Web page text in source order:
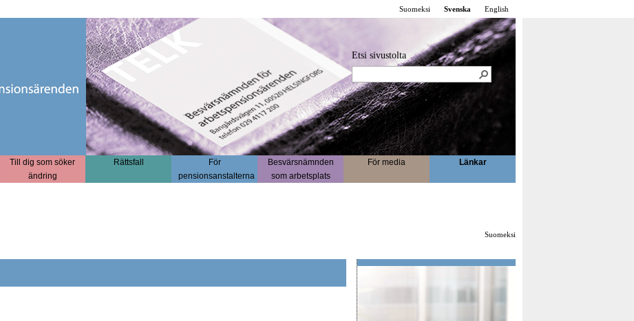
Suomeksi Svenska English
Etsi sivustolta
Till dig som söker
ändring
Rättsfall
För
pensionsanstalterna
Besvärsnämnden
som arbetsplats
För media Länkar
Suomeksi